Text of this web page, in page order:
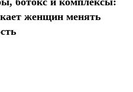
женщин менять